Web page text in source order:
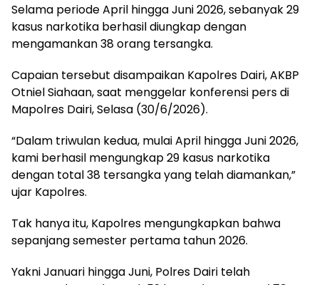
Selama periode April hingga Juni 2026, sebanyak 29
kasus narkotika berhasil diungkap dengan
mengamankan 38 orang tersangka.
Capaian tersebut disampaikan Kapolres Dairi, AKBP
Otniel Siahaan, saat menggelar konferensi pers di
Mapolres Dairi, Selasa (30/6/2026).
“Dalam triwulan kedua, mulai April hingga Juni 2026,
kami berhasil mengungkap 29 kasus narkotika
dengan total 38 tersangka yang telah diamankan,”
ujar Kapolres.
Tak hanya itu, Kapolres mengungkapkan bahwa
sepanjang semester pertama tahun 2026.
Yakni Januari hingga Juni, Polres Dairi telah